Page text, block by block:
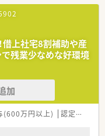
借上社宅8割補助や産
残業少なめな好環境
加
(600万円以上) 認定薬剤師取得支援あり